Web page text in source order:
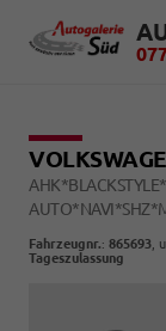
Fahrzeugnr.: 865693 ,
Tageszulassung